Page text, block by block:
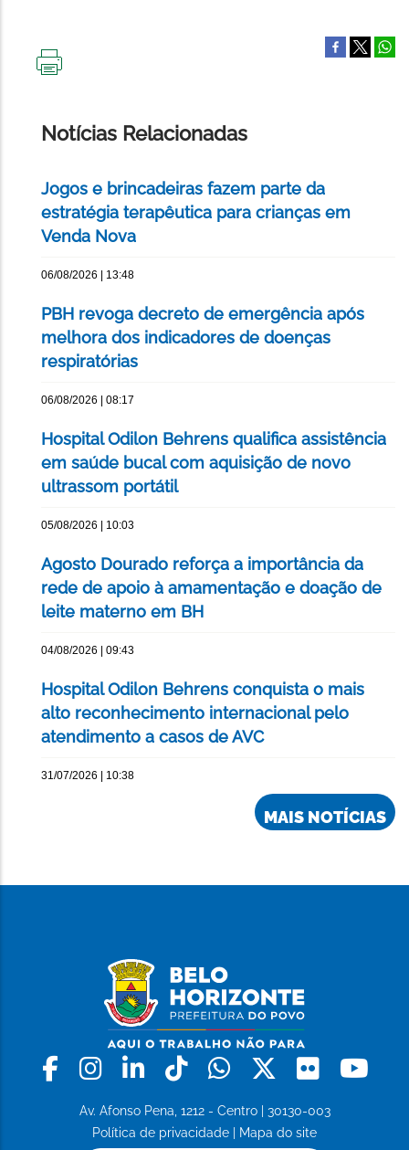
Notícias Relacionadas
Jogos e brincadeiras fazem parte da
estratégia terapêutica para crianças em
Venda Nova
06/08/2026 | 13:48
PBH revoga decreto de emergência após
melhora dos indicadores de doenças
respiratórias
06/08/2026 | 08:17
Hospital Odilon Behrens qualifica assistência
em saúde bucal com aquisição de novo
ultrassom portátil
05/08/2026 | 10:03
Agosto Dourado reforça a importância da
rede de apoio à amamentação e doação de
leite materno em BH
04/08/2026 | 09:43
Hospital Odilon Behrens conquista o mais
alto reconhecimento internacional pelo
atendimento a casos de AVC
31/07/2026 | 10:38
MAIS NOTÍCIAS
Facebook
Instagram
LinkedinTiktokWhatsapp
X Flickr
Av. Afonso Pena, 1212 - Centro | 30130-003
Política de privacidade
Mapa do site